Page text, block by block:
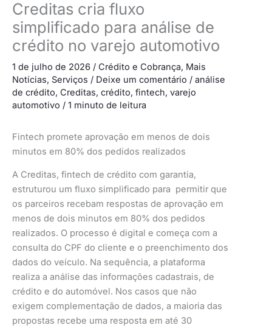
Creditas cria fluxo
simplificado para análise de
crédito no varejo automotivo
1 de julho de 2026 / Crédito e Cobrança, Mais
Notícias, Serviços / Deixe um comentário / análise
de crédito, Creditas, crédito, fintech, varejo
automotivo / 1 minuto de leitura
Fintech promete aprovação em menos de dois
minutos em 80% dos pedidos realizados
A Creditas, fintech de crédito com garantia,
estruturou um fluxo simplificado para permitir que
os parceiros recebam respostas de aprovação em
menos de dois minutos em 80% dos pedidos
realizados. O processo é digital e começa com a
consulta do CPF do cliente e o preenchimento dos
dados do veículo. Na sequência, a plataforma
realiza a análise das informações cadastrais, de
crédito e do automóvel. Nos casos que não
exigem complementação de dados, a maioria das
propostas recebe uma resposta em até 30